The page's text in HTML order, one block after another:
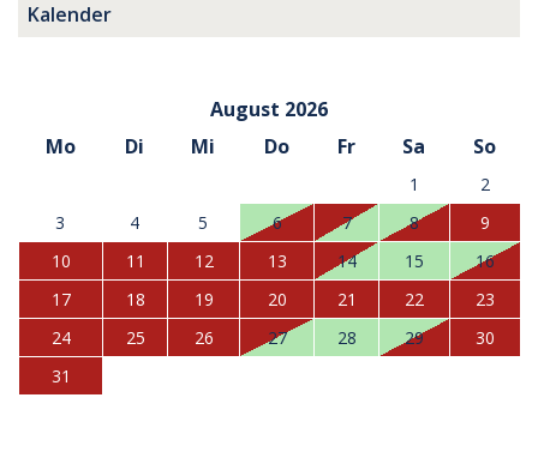
Kalender
August 2026
Mo
Di Mi Do Fr Sa So
1
2
3
4 5 6 7 8
9
10
11 12 13 14 15
16
17
18 19 20 21 22
23
24
25 26 27 28 29
30
31